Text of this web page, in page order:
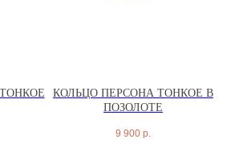
КОЛЬЦО ПЕРСОНА ТОНКОЕ В
ПОЗОЛОТЕ
9 900 р.